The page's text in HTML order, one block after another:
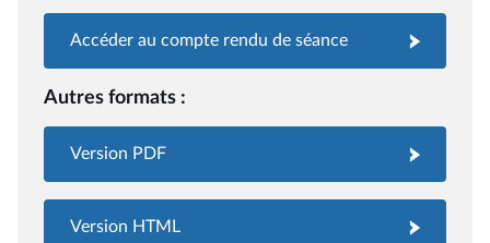
Accéder au compte rendu de séance
Autres formats :
Version PDF
Version HTML